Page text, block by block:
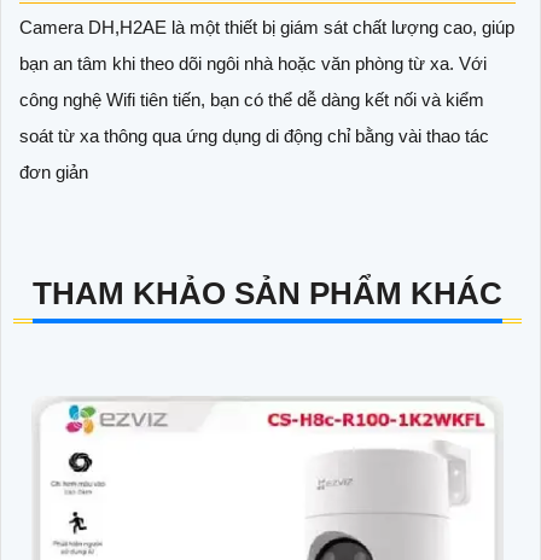
Camera DH,H2AE là một thiết bị giám sát chất lượng cao, giúp
bạn an tâm khi theo dõi ngôi nhà hoặc văn phòng từ xa. Với
công nghệ Wifi tiên tiến, bạn có thể dễ dàng kết nối và kiểm
soát từ xa thông qua ứng dụng di động chỉ bằng vài thao tác
đơn giản
THAM KHẢO SẢN PHẨM KHÁC